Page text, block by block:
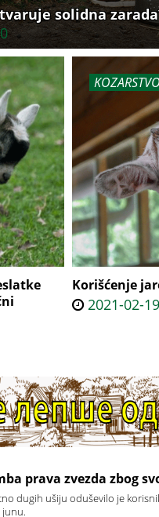
solidna
KOZARSTVO
Korišćenje
2021-02-
prava zvezda zbog
dugih ušiju oduševilo je